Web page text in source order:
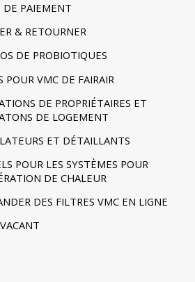
DE PAIEMENT
& RETOURNER
DE PROBIOTIQUES
POUR VMC DE FAIRAIR
DE PROPRIÉTAIRES ET
DE LOGEMENT
ET DÉTAILLANTS
POUR LES SYSTÈMES POUR
DE CHALEUR
DES FILTRES VMC EN LIGNE